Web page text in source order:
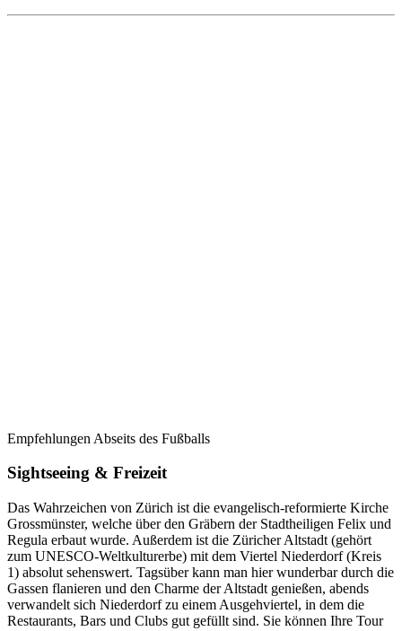
Empfehlungen Abseits des Fußballs
Sightseeing & Freizeit
Das Wahrzeichen von Zürich ist die evangelisch-reformierte Kirche
Grossmünster, welche über den Gräbern der Stadtheiligen Felix und
Regula erbaut wurde. Außerdem ist die Züricher Altstadt (gehört
zum UNESCO-Weltkulturerbe) mit dem Viertel Niederdorf (Kreis
1) absolut sehenswert. Tagsüber kann man hier wunderbar durch die
Gassen flanieren und den Charme der Altstadt genießen, abends
verwandelt sich Niederdorf zu einem Ausgehviertel, in dem die
Restaurants, Bars und Clubs gut gefüllt sind. Sie können Ihre Tour